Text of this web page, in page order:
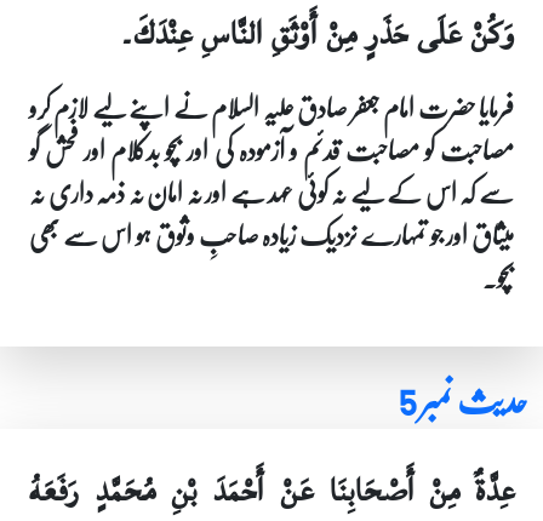
وَكُنْ عَلَى حَذَرٍ مِنْ أَوْثَقِ النَّاسِ عِنْدَكَ۔
فرمایا حضرت امام جعفر صادق علیہ السلام نے اپنے لیے لازم کرو
مصاحبت کو مصاحبت قدئم و آزمودہ کی اور بچو بدکلام اور فحش گو
سے کہ اس کے لیے نہ کوئی عہد ہے اور نہ امان نہ ذمہ داری نہ
میثاق اور جو تمہارے نزدیک زیادہ صاحبِ وثوق ہو اس سے بھی
بچو۔
حدیث نمبر 5
عِدَّةٌ مِنْ أَصْحَابِنَا عَنْ أَحْمَدَ بْنِ مُحَمَّدٍ رَفَعَهُ